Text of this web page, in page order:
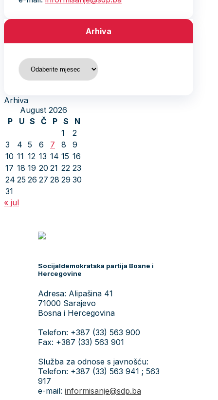
Arhiva
Arhiva
Arhiva
August 2026
P
U S Č P S
N
1
2
3
4 5 6 7 8
9
10 11 12 13 14 15 16
17 18 19 20 21 22 23
24 25 26 27 28 29 30
31
« jul
Socijaldemokratska partija Bosne i
Hercegovine
Adresa: Alipašina 41
71000 Sarajevo
Bosna i Hercegovina
Telefon: +387 (33) 563 900
Fax: +387 (33) 563 901
Služba za odnose s javnošću:
Telefon: +387 (33) 563 941 ; 563
917
e-mail: informisanje@sdp.ba